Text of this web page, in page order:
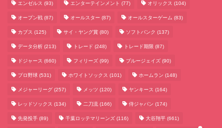
エンゼルス (93) エンターテインメント (77) オリックス (104)
オープン戦 (87) オールスター (87) オールスターゲーム (83)
カブス (125) サイ・ヤング賞 (80) ソフトバンク (137)
データ分析 (213) トレード (248) トレード期限 (87)
ドジャース (660) フィリーズ (99) ブルージェイズ (90)
プロ野球 (531) ホワイトソックス (101) ホームラン (148)
メジャーリーグ (257) メッツ (120) ヤンキース (164)
レッドソックス (134) 二刀流 (166) 侍ジャパン (174)
先発投手 (89) 千葉ロッテマリーンズ (116) 大谷翔平 (661)
テクノロジーまとめ